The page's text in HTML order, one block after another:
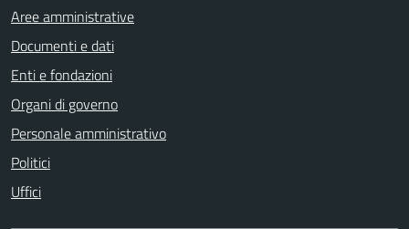
Aree amministrative
Documenti e dati
Enti e fondazioni
Organi di governo
Personale amministrativo
Politici
Uffici